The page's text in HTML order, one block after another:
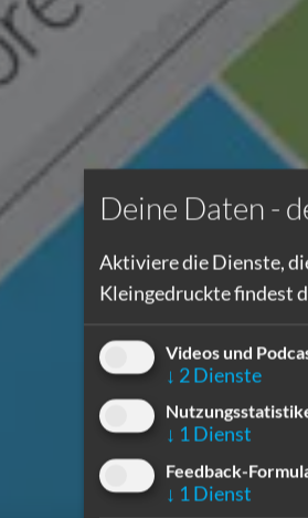
Deine Daten -
Aktiviere die Dienste,
Kleingedruckte findest
Videos und
↓ 2Dienste
↓ 1Dienst
Feedback-
↓ 1Dienst